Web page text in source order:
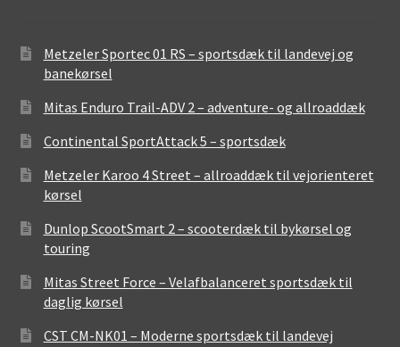
Metzeler Sportec 01 RS – sportsdæk til landevej og
banekørsel
Mitas Enduro Trail-ADV 2 – adventure- og allroaddæk
Continental SportAttack 5 – sportsdæk
Metzeler Karoo 4 Street – allroaddæk til vejorienteret
kørsel
Dunlop ScootSmart 2 – scooterdæk til bykørsel og
touring
Mitas Street Force – Velafbalanceret sportsdæk til
daglig kørsel
CST CM-NK01 – Moderne sportsdæk til landevej